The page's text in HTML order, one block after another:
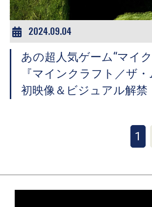
2024.09.04
あの超人気ゲーム“マイ
『マインクラフト／ザ
初映像＆ビジュアル解禁
1